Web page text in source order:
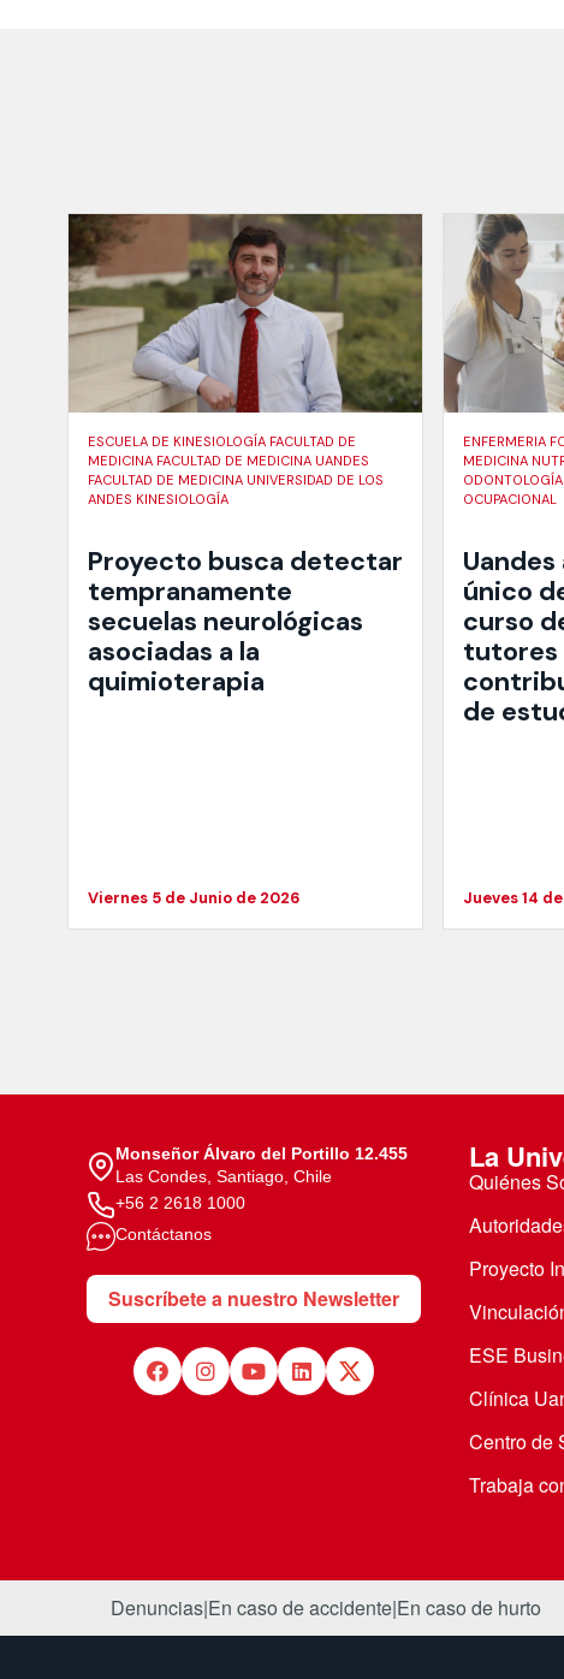
ESCUELA DE KINESIOLOGÍA FACULTAD DE
MEDICINA FACULTAD DE MEDICINA UANDES
FACULTAD DE MEDICINA UNIVERSIDAD DE LOS
ANDES KINESIOLOGÍA
Proyecto busca detectar
tempranamente
secuelas neurológicas
asociadas a la
quimioterapia
Viernes 5 de Junio de 2026
ENFERMERIA
MEDICINA
OCUPACIONAL
único
curso
tutores
de
Jueves 14
Monseñor Álvaro del Portillo 12.455
Las Condes, Santiago, Chile
+56 2 2618 1000
Contáctanos
Suscríbete a nuestro Newsletter
La
Quiénes
Proyecto
ESE
Clínica
Centro de
Trabaja
Denuncias|En caso de accidente|En caso de hurto